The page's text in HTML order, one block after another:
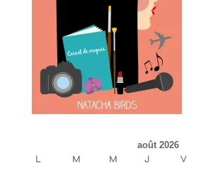
août 2026
L M M J V